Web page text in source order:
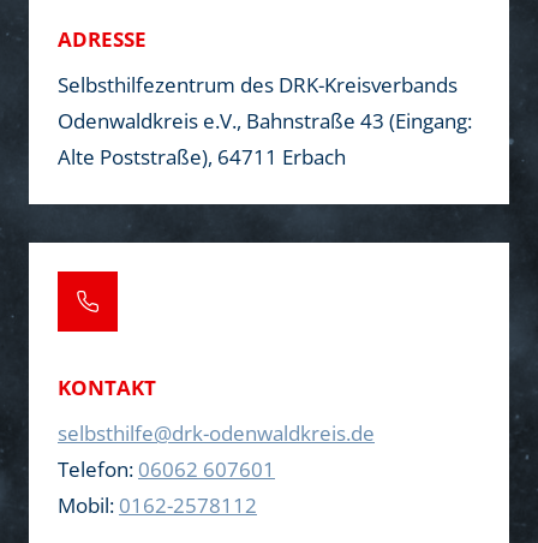
n
ADRESSE
Selbsthilfezentrum des DRK-Kreisverbands
Odenwaldkreis e.V., Bahnstraße 43 (Eingang:
Alte Poststraße), 64711 Erbach
KONTAKT
selbsthilfe@drk-odenwaldkreis.de
Telefon: 06062 607601
Mobil: 0162-2578112